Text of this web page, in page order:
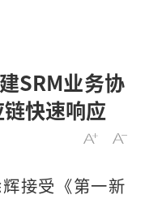
SRM业务协
快速响应
接受《第一新